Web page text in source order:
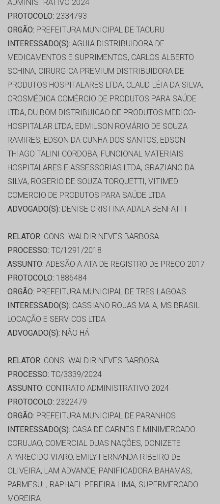
ADMINISTRATIVO 2024
PROTOCOLO: 2334793
ORGÃO: PREFEITURA MUNICIPAL DE TACURU
INTERESSADO(S): AGUIA DISTRIBUIDORA DE
MEDICAMENTOS E SUPRIMENTOS, CARLOS ALBERTO
SCHINA, CIRURGICA PREMIUM DISTRIBUIDORA DE
PRODUTOS HOSPITALARES LTDA, CLAUDILÉIA DA SILVA,
CROSMÉDICA COMÉRCIO DE PRODUTOS PARA SAÚDE
LTDA, DU BOM DISTRIBUICAO DE PRODUTOS MEDICO-
HOSPITALAR LTDA, EDMILSON ROMÁRIO DE SOUZA
RAMIRES, EDSON DA CUNHA DOS SANTOS, EDSON
THIAGO TALINI CORDOBA, FUNCIONAL MATERIAIS
HOSPITALARES E ASSESSORIAS LTDA, GRAZIANO DA
SILVA, ROGERIO DE SOUZA TORQUETTI, VITIMED
COMERCIO DE PRODUTOS PARA SAÚDE LTDA
ADVOGADO(S): DENISE CRISTINA ADALA BENFATTI
RELATOR: CONS. WALDIR NEVES BARBOSA
PROCESSO: TC/1291/2018
ASSUNTO: ADESÃO A ATA DE REGISTRO DE PREÇO 2017
PROTOCOLO: 1886484
ORGÃO: PREFEITURA MUNICIPAL DE TRES LAGOAS
INTERESSADO(S): CASSIANO ROJAS MAIA, MS BRASIL
LOCAÇÃO E SERVICOS LTDA
ADVOGADO(S): NÃO HÁ
RELATOR: CONS. WALDIR NEVES BARBOSA
PROCESSO: TC/3339/2024
ASSUNTO: CONTRATO ADMINISTRATIVO 2024
PROTOCOLO: 2322479
ORGÃO: PREFEITURA MUNICIPAL DE PARANHOS
INTERESSADO(S): CASA DE CARNES E MINIMERCADO
CORUJAO, COMERCIAL DUAS NAÇÕES, DONIZETE
APARECIDO VIARO, EMILY FERNANDA RIBEIRO DE
OLIVEIRA, LAM ADVANCE, PANIFICADORA BAHAMAS,
PARMESUL, RAPHAEL PEREIRA LIMA, SUPERMERCADO
MOREIRA